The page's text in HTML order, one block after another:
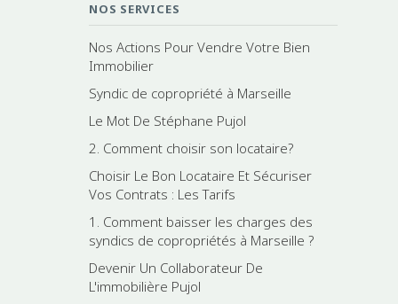
NOS SERVICES
Nos Actions Pour Vendre Votre Bien
Immobilier
Syndic de copropriété à Marseille
Le Mot De Stéphane Pujol
2. Comment choisir son locataire?
Choisir Le Bon Locataire Et Sécuriser
Vos Contrats : Les Tarifs
1. Comment baisser les charges des
syndics de copropriétés à Marseille ?
Devenir Un Collaborateur De
L'immobilière Pujol